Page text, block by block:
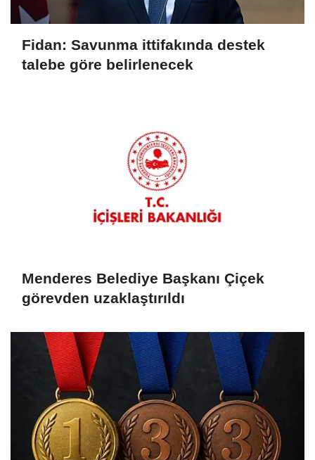
Fidan: Savunma ittifakında destek
talebe göre belirlenecek
Menderes Belediye Başkanı Çiçek
görevden uzaklaştırıldı